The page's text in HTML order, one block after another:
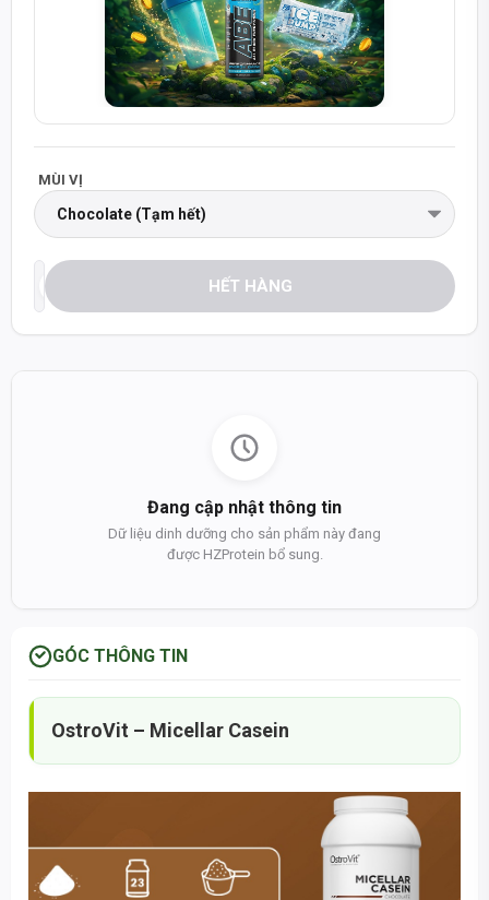
MÙI VỊ
HẾT HÀNG
Đang cập nhật thông tin
Dữ liệu dinh dưỡng cho sản phẩm này đang
được HZProtein bổ sung.
GÓC THÔNG TIN
OstroVit – Micellar Casein